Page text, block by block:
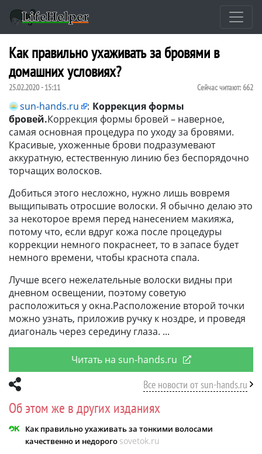
Как правильно ухаживать за бровями в
домашних условиях?
25.02.2020 - 15:11 Сейчас читают:662
sun-hands.ru : Коррекция формы
бровей.Коррекция формы бровей – наверное,
самая основная процедура по уходу за бровями.
Красивые, ухоженные брови подразумевают
аккуратную, естественную линию без беспорядочно
торчащих волосков.
Добиться этого несложно, нужно лишь вовремя
выщипывать отросшие волоски. Я обычно делаю это
за некоторое время перед нанесением макияжа,
потому что, если вдруг кожа после процедуры
коррекции немного покраснеет, то в запасе будет
немного времени, чтобы краснота спала.
Лучше всего нежелательные волоски видны при
дневном освещении, поэтому советую
расположиться у окна.Расположение второй точки
можно узнать, приложив ручку к ноздре, и проведя
диагональ через середину глаза.
Читать на sun-hands.ru
Все новости от sun-hands.ru
Об этом же в других изданиях
Как правильно ухаживать за тонкими волосами
качественно и недорого sovetok.ru